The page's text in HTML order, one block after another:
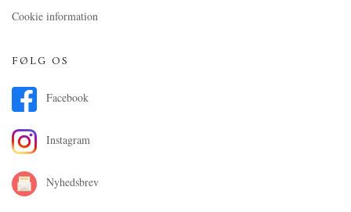
Cookie information
FØLG OS
Facebook
Instagram
Nyhedsbrev